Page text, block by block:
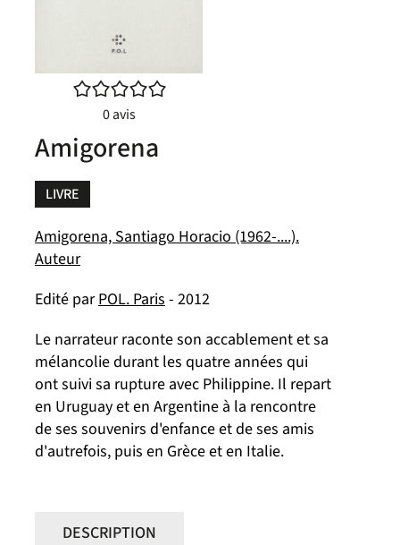
/5
0avis
Amigorena
LIVRE
Amigorena, Santiago Horacio (1962-....).
Auteur
Edité parPOL. Paris - 2012
Le narrateur raconte son accablement et sa
mélancolie durant les quatre années qui
ont suivi sa rupture avec Philippine. Il repart
en Uruguay et en Argentine à la rencontre
de ses souvenirs d'enfance et de ses amis
d'autrefois, puis en Grèce et en Italie.
DESCRIPTION